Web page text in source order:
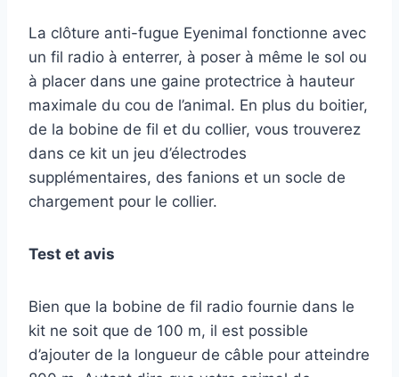
La clôture anti-fugue Eyenimal fonctionne avec
un fil radio à enterrer, à poser à même le sol ou
à placer dans une gaine protectrice à hauteur
maximale du cou de l’animal. En plus du boitier,
de la bobine de fil et du collier, vous trouverez
dans ce kit un jeu d’électrodes
supplémentaires, des fanions et un socle de
chargement pour le collier.
Test et avis
Bien que la bobine de fil radio fournie dans le
kit ne soit que de 100 m, il est possible
d’ajouter de la longueur de câble pour atteindre